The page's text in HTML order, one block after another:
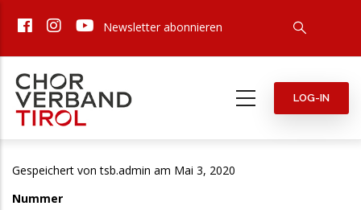
zum
Newsletter abonnieren
LOG-IN
Gespeichert vontsb.admin am Mai 3, 2020
Nummer